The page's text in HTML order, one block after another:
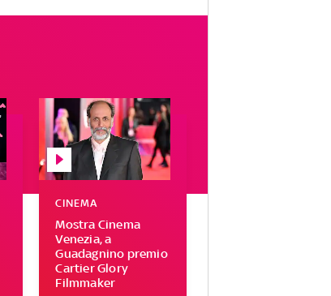
Mostra Cinema
Venezia, a
Guadagnino premio
Cartier Glory
Filmmaker
CINEMA